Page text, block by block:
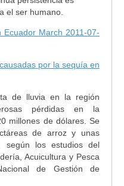
el ser humano.
Ecuador March 2011-07-
por la sequía en
de lluvia en la región
pérdidas en la
millones de dólares. Se
de arroz y unas
según los estudios del
Acuicultura y Pesca
de Gestión de